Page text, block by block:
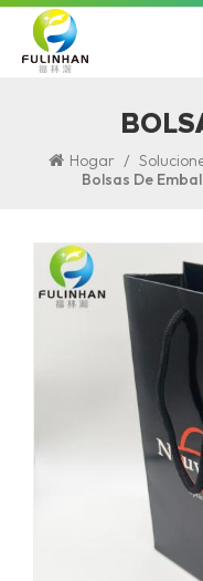
Hogar /
Bolsas De